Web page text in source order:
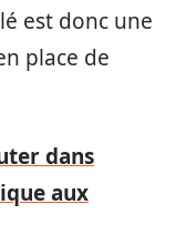
est donc une
place de
dans
aux